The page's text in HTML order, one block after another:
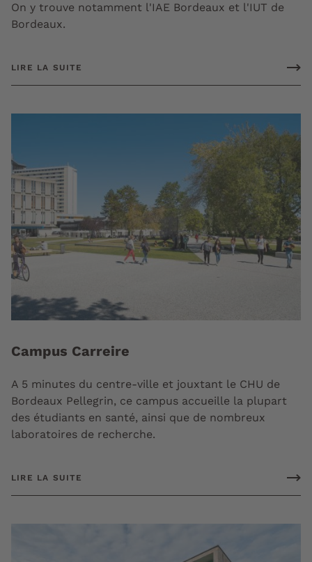
On y trouve notamment l'IAE Bordeaux et l'IUT de
Bordeaux.
LIRE LA SUITE
Campus Carreire
A 5 minutes du centre-ville et jouxtant le CHU de
Bordeaux Pellegrin, ce campus accueille la plupart
des étudiants en santé, ainsi que de nombreux
laboratoires de recherche.
LIRE LA SUITE